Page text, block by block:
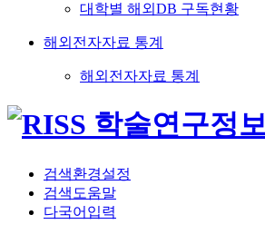
대학별 해외DB 구독현황
해외전자자료 통계
해외전자자료 통계
검색환경설정
검색도움말
다국어입력